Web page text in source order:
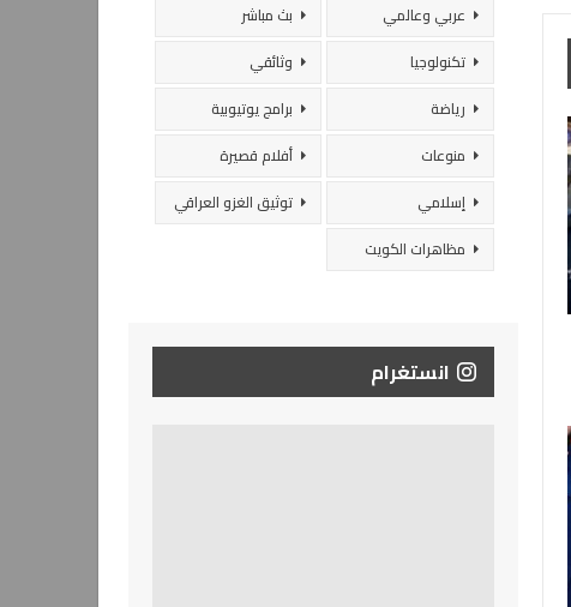
عربي وعالمي
بث مباشر
تكنولوجيا
وثائقي
رياضة
برامج يوتيوبية
منوعات
أفلام قصيرة
إسلامي
توثيق الغزو العراقي
مظاهرات الكويت
انستغرام